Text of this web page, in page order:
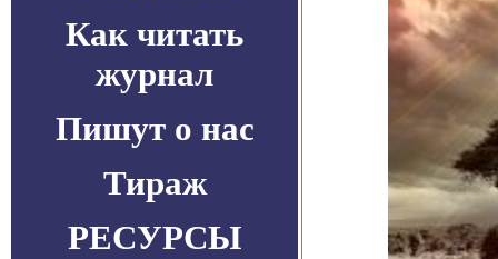
Как читать
журнал
Пишут о нас
Тираж
РЕСУРСЫ